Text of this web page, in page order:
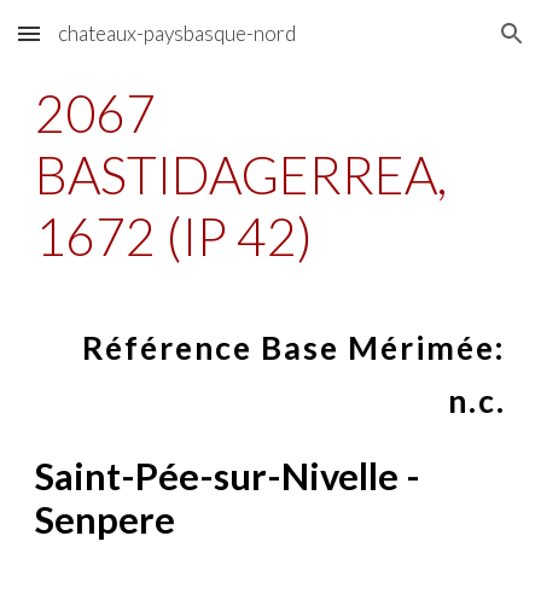
Skip to main content Skip to navigation
chateaux-paysbasque-nord
2067
BASTIDAGERREA,
1672 (IP 42)
Référence Base Mérimée:
n.c.
Saint-Pée-sur-Nivelle -
Senpere